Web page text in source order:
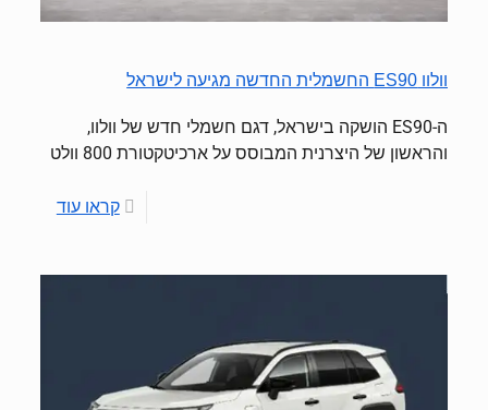
וולוו ES90 החשמלית החדשה מגיעה לישראל
ה-ES90 הושקה בישראל, דגם חשמלי חדש של וולוו,
והראשון של היצרנית המבוסס על ארכיטקטורת 800 וולט
קראו עוד